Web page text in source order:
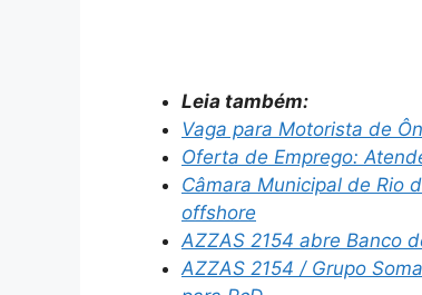
Leia também:
Vaga para Motorista de
Oferta de Emprego:
Câmara Municipal de Rio
offshore
AZZAS 2154 abre Banco
AZZAS 2154 / Grupo